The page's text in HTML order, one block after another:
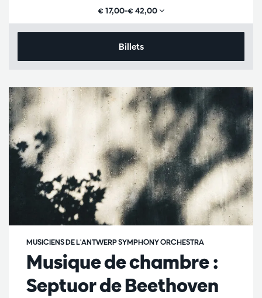
€ 17,00–€ 42,00
Billets
Musique de chambre :
Septuor de Beethoven
MUSICIENS DE L'ANTWERP SYMPHONY ORCHESTRA